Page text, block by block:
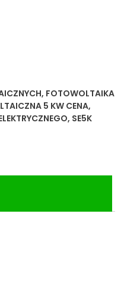
, FOTOWOLTAIKA
5 KW CENA,
, SE5K